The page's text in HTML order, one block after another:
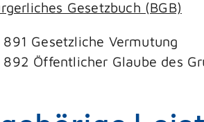
Gesetzbuch (BGB)
891 Gesetzliche Vermutung
892 Öffentlicher Glaube des